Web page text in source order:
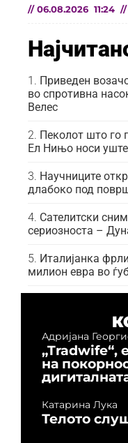
// 06.08.2026 11:24 //
Приведен
во спротивна
Велес
Пеколот што го
Ел Нињо носи
Научниците
длабоко под
Сателитски
сериозноста –
Италијанка
милион евра во
Адријана
„Tradwife“,
на
Катарина Лука
Телото